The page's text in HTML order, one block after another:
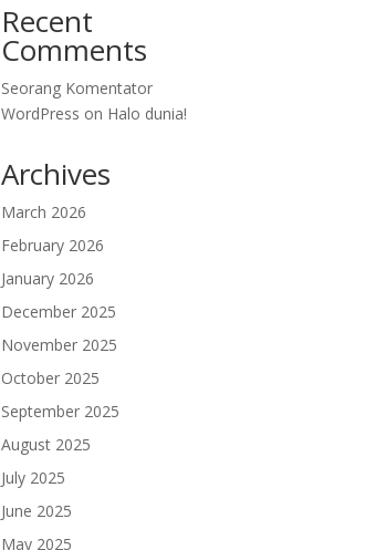
Recent
Comments
Seorang Komentator
WordPress on Halo dunia!
Archives
March 2026
February 2026
January 2026
December 2025
November 2025
October 2025
September 2025
August 2025
July 2025
June 2025
May 2025